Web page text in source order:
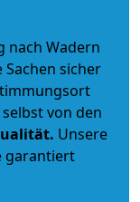
nach Wadern
sicher
von den
. Unsere
garantiert